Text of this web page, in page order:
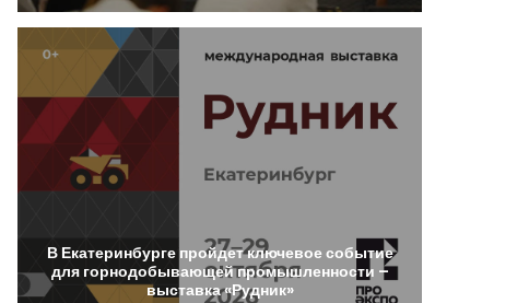
В Екатеринбурге пройдетключевоесобытие
для горнодобывающейпромышленности –
выставка«Рудник»